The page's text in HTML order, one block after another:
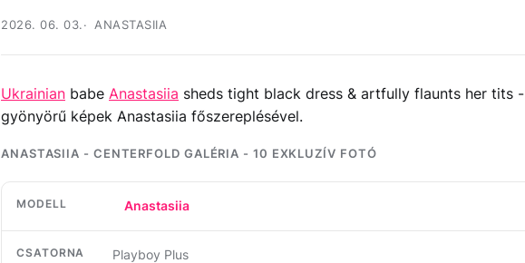
2026. 06. 03. ANASTASIIA
Ukrainian babe Anastasiia sheds tight black dress & artfully flaunts her tits -
gyönyörű képek Anastasiia főszereplésével.
ANASTASIIA - CENTERFOLD GALÉRIA - 10 EXKLUZÍV FOTÓ
MODELL Anastasiia
CSATORNA Playboy Plus